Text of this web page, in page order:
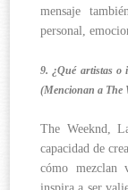
mensaje
personal,
9. ¿Qué artistas o
(Mencionan a The
The Weeknd,
capacidad de
cómo mezclan